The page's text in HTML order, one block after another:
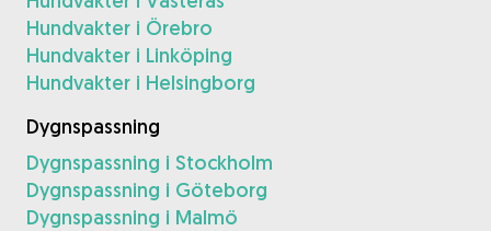
Hundvakter i Örebro
Hundvakter i Linköping
Hundvakter i Helsingborg
Dygnspassning
Dygnspassning i Stockholm
Dygnspassning i Göteborg
Dygnspassning i Malmö